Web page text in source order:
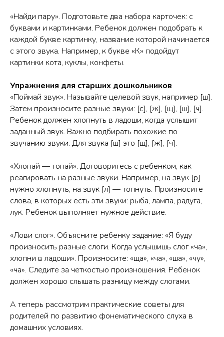
«Найди пару». Подготовьте два набора карточек: с
буквами и картинками. Ребенок должен подобрать к
каждой букве картинку, название которой начинается
с этого звука. Например, к букве «К» подойдут
картинки кота, куклы, конфеты.
Упражнения для старших дошкольников
«Поймай звук». Называйте целевой звук, например [ш].
Затем произносите разные звуки: [с], [ж], [щ], [ш], [ч].
Ребенок должен хлопнуть в ладоши, когда услышит
заданный звук. Важно подбирать похожие по
звучанию звуки. Для звука [ш] это [щ], [ж], [ч].
«Хлопай — топай». Договоритесь с ребенком, как
реагировать на разные звуки. Например, на звук [р]
нужно хлопнуть, на звук [л] — топнуть. Произносите
слова, в которых есть эти звуки: рыба, лампа, радуга,
лук. Ребенок выполняет нужное действие.
«Лови слог». Объясните ребенку задание: «Я буду
произносить разные слоги. Когда услышишь слог «ча»,
хлопни в ладоши». Произносите: «ща», «ча», «ша», «чу»,
«ча». Следите за четкостью произношения. Ребенок
должен хорошо слышать разницу между слогами.
А теперь рассмотрим практические советы для
родителей по развитию фонематического слуха в
домашних условиях.